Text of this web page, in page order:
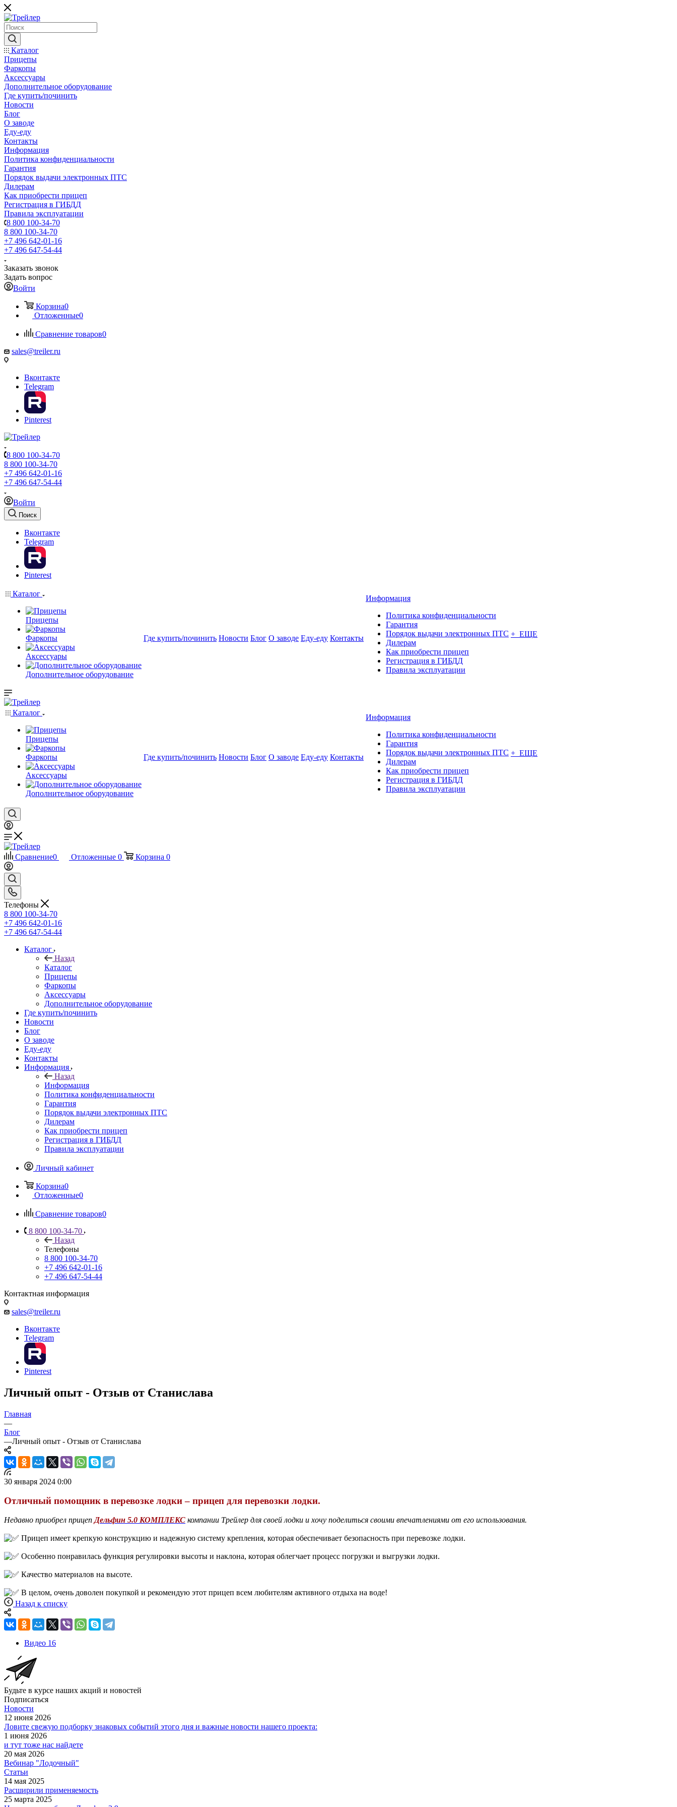
Каталог
Прицепы
Фаркопы
Аксессуары
Дополнительное оборудование
Где купить/починить
Новости
Блог
О заводе
Еду-еду
Контакты
Информация
Политика конфиденциальности
Гарантия
Порядок выдачи электронных ПТС
Дилерам
Как приобрести прицеп
Регистрация в ГИБДД
Правила эксплуатации
8 800 100-34-70
8 800 100-34-70
+7 496 642-01-16
+7 496 647-54-44
Заказать звонок
Задать вопрос
Войти
Корзина0
Отложенные0
Сравнение товаров0
sales@treiler.ru
Вконтакте
Telegram
Pinterest
8 800 100-34-70
8 800 100-34-70
+7 496 642-01-16
+7 496 647-54-44
Войти
Поиск
Вконтакте
Telegram
Pinterest
Каталог
Прицепы
Фаркопы
Аксессуары
Дополнительное оборудование
Где купить/починить Новости Блог О заводе Еду-еду Контакты
Информация
Политика конфиденциальности
Гарантия
Порядок выдачи электронных ПТС
Дилерам
Как приобрести прицеп
Регистрация в ГИБДД
Правила эксплуатации
+ ЕЩЕ
Каталог
Прицепы
Фаркопы
Аксессуары
Дополнительное оборудование
Где купить/починить Новости Блог О заводе Еду-еду Контакты
Информация
Политика конфиденциальности
Гарантия
Порядок выдачи электронных ПТС
Дилерам
Как приобрести прицеп
Регистрация в ГИБДД
Правила эксплуатации
+ ЕЩЕ
Сравнение0 Отложенные 0 Корзина 0
Телефоны
8 800 100-34-70
+7 496 642-01-16
+7 496 647-54-44
Каталог
Назад
Каталог
Прицепы
Фаркопы
Аксессуары
Дополнительное оборудование
Где купить/починить
Новости
Блог
О заводе
Еду-еду
Контакты
Информация
Назад
Информация
Политика конфиденциальности
Гарантия
Порядок выдачи электронных ПТС
Дилерам
Как приобрести прицеп
Регистрация в ГИБДД
Правила эксплуатации
Личный кабинет
Корзина0
Отложенные0
Сравнение товаров0
8 800 100-34-70
Назад
Телефоны
8 800 100-34-70
+7 496 642-01-16
+7 496 647-54-44
Контактная информация
sales@treiler.ru
Вконтакте
Telegram
Pinterest
Личный опыт - Отзыв от Станислава
Главная
—
Блог
—Личный опыт - Отзыв от Станислава
30 января 2024 0:00
Отличный помощник в перевозке лодки – прицеп для перевозки лодки.
Недавно приобрел прицеп Дельфин 5.0 КОМПЛЕКС компании Трейлер для своей лодки и хочу поделиться своими впечатлениями от его использования.
Прицеп имеет крепкую конструкцию и надежную систему крепления, которая обеспечивает безопасность при перевозке лодки.
Особенно понравилась функция регулировки высоты и наклона, которая облегчает процесс погрузки и выгрузки лодки.
Качество материалов на высоте.
В целом, очень доволен покупкой и рекомендую этот прицеп всем любителям активного отдыха на воде!
Назад к списку
Видео 16
Будьте в курсе наших акций и новостей
Подписаться
Новости
12 июня 2026
Ловите свежую подборку знаковых событий этого дня и важные новости нашего проекта:
1 июня 2026
и тут тоже нас найдете
20 мая 2026
Вебинар "Лодочный"
Статьи
14 мая 2025
Расширили применяемость
25 марта 2025